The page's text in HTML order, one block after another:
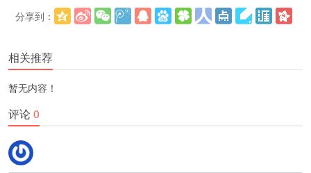
分享到：
相关推荐
暂无内容！
评论0